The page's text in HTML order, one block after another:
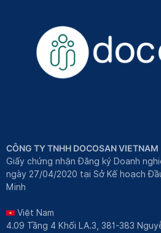
CÔNG TY TNHH DOCOSAN VIETNAM
Giấy chứng nhận Đăng ký Doanh
ngày 27/04/2020 tại Sở Kế hoạch
Minh
Việt Nam
4.09 Tầng 4 Khối LA.3, 381-383